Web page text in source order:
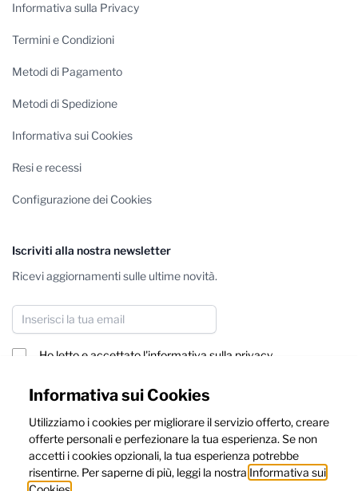
Informativa sui Cookies
Utilizziamo i cookies per migliorare il servizio offerto, creare
offerte personali e perfezionare la tua esperienza. Se non
accetti i cookies opzionali, la tua esperienza potrebbe
risentirne. Per saperne di più, leggi la nostra Informativa sui
Informativa sulla Privacy
Termini e Condizioni
Metodi di Pagamento
Metodi di Spedizione
Informativa sui Cookies
Resi e recessi
Configurazione dei Cookies
Iscriviti alla nostra newsletter
Ricevi aggiornamenti sulle ultime novità.
Indirizzo email
Ho letto e accettato l'informativa sulla privacy
Iscriviti
Questo sito è protetto da reCAPTCHA, e dallePrivacy Policye
Termini e Condizionidi Google.